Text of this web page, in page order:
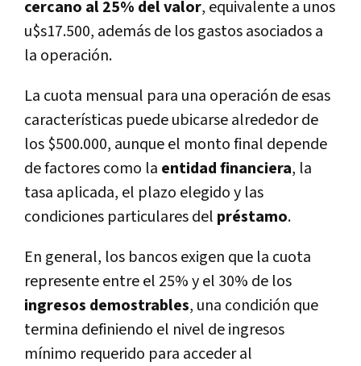
cercano al 25% del valor, equivalente a unos
u$s17.500, además de los gastos asociados a
la operación.
La cuota mensual para una operación de esas
características puede ubicarse alrededor de
los $500.000, aunque el monto final depende
de factores como la entidad financiera, la
tasa aplicada, el plazo elegido y las
condiciones particulares del préstamo.
En general, los bancos exigen que la cuota
represente entre el 25% y el 30% de los
ingresos demostrables, una condición que
termina definiendo el nivel de ingresos
mínimo requerido para acceder al